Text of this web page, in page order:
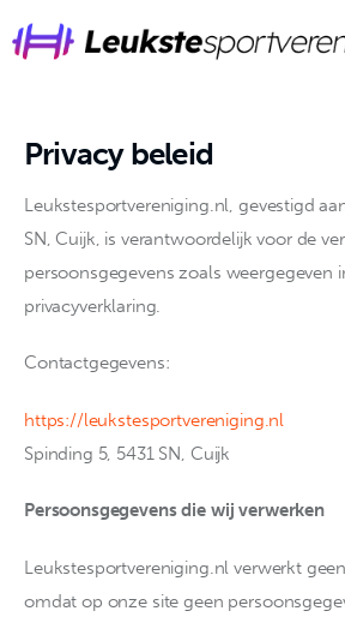
Informatie
Merken
Tips
Wintersport
Overig
Contact
Privacy beleid
Leukstesportvereniging.nl, gevestigd
SN, Cuijk, is verantwoordelijk voor de
persoonsgegevens zoals weergegeven
privacyverklaring.
Contactgegevens:
https://leukstesportvereniging.nl
Spinding 5, 5431 SN, Cuijk
Persoonsgegevens die wij verwerken
Leukstesportvereniging.nl verwerkt
omdat op onze site geen